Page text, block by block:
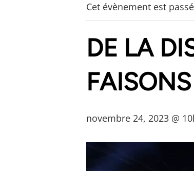
Cet évènement est
DE LA
novembre 24, 2023 @